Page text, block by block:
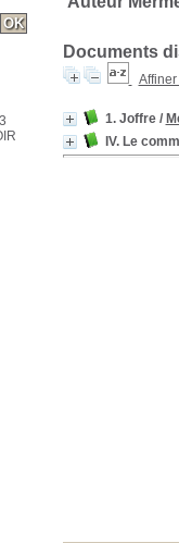
Documents
1. Joffre/
IV. Le